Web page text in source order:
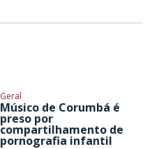
Geral
Músico de Corumbá é
preso por
compartilhamento de
pornografia infantil